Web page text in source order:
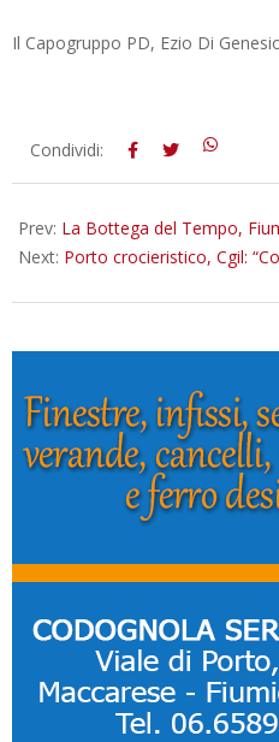
Il Capogruppo PD, Ezio Di
2025-
Condividi:
Prev: La Bottega del Tempo,
Next: Porto crocieristico, Cgil: